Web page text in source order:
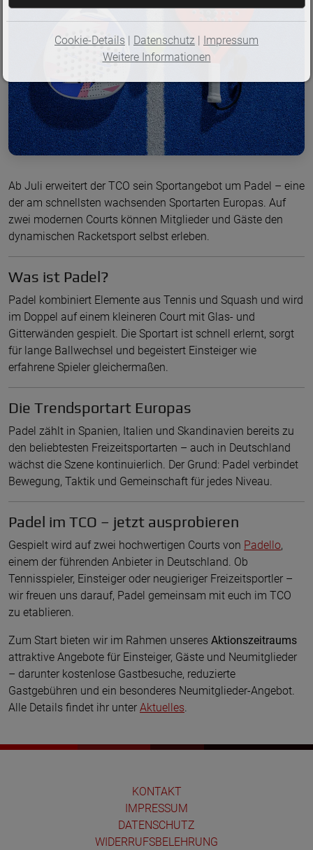
Ab Juli erweitert der TCO sein Sportangebot um Padel – eine
der am schnellsten wachsenden Sportarten Europas. Auf
zwei modernen Courts können Mitglieder und Gäste den
dynamischen Racketsport selbst erleben.
Was ist Padel?
Padel kombiniert Elemente aus Tennis und Squash und wird
im Doppel auf einem kleineren Court mit Glas- und
Gitterwänden gespielt. Die Sportart ist schnell erlernt, sorgt
für lange Ballwechsel und begeistert Einsteiger wie
erfahrene Spieler gleichermaßen.
Die Trendsportart Europas
Padel zählt in Spanien, Italien und Skandinavien bereits zu
den beliebtesten Freizeitsportarten – auch in Deutschland
wächst die Szene kontinuierlich. Der Grund: Padel verbindet
Bewegung, Taktik und Gemeinschaft für jedes Niveau.
Padel im TCO – jetzt ausprobieren
Gespielt wird auf zwei hochwertigen Courts von Padello,
einem der führenden Anbieter in Deutschland. Ob
Tennisspieler, Einsteiger oder neugieriger Freizeitsportler –
wir freuen uns darauf, Padel gemeinsam mit euch im TCO
zu etablieren.
Zum Start bieten wir im Rahmen unseres Aktionszeitraums
attraktive Angebote für Einsteiger, Gäste und Neumitglieder
– darunter kostenlose Gastbesuche, reduzierte
Gastgebühren und ein besonderes Neumitglieder-Angebot.
Alle Details findet ihr unter Aktuelles.
KONTAKT
IMPRESSUM
DATENSCHUTZ
WIDERRUFSBELEHRUNG
Cookie-Details | Datenschutz | Impressum
Weitere Informationen